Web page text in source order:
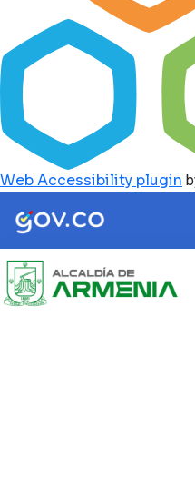
Web Accessibility plugin